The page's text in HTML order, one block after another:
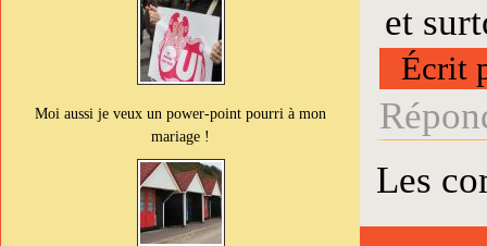
Moi aussi je veux un power-point pourri à mon
mariage !
et
Écrit
Les